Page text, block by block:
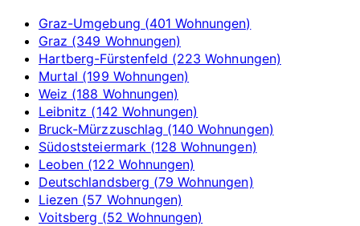
Graz-Umgebung (401 Wohnungen)
Graz (349 Wohnungen)
Hartberg-Fürstenfeld (223 Wohnungen)
Murtal (199 Wohnungen)
Weiz (188 Wohnungen)
Leibnitz (142 Wohnungen)
Bruck-Mürzzuschlag (140 Wohnungen)
Südoststeiermark (128 Wohnungen)
Leoben (122 Wohnungen)
Deutschlandsberg (79 Wohnungen)
Liezen (57 Wohnungen)
Voitsberg (52 Wohnungen)